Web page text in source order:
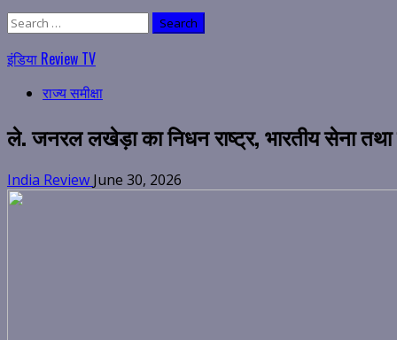
Search
इंडिया Review TV
राज्य समीक्षा
ले. जनरल लखेड़ा का निधन राष्ट्र, भारतीय सेना
India Review June 30, 2026